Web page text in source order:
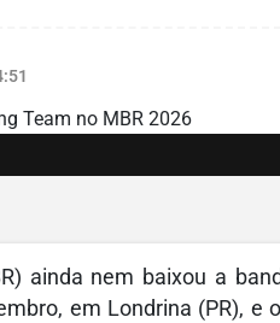
ainda nem baixou a
em Londrina (PR), e